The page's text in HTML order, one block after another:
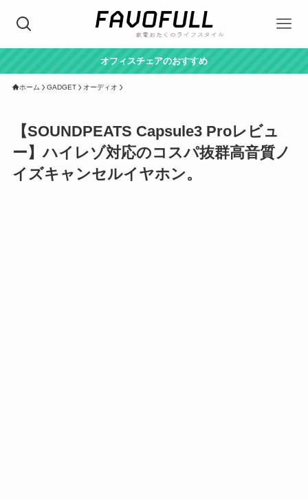
オフィスチェアのおすすめ
ホーム GADGET オーディオ
【SOUNDPEATS Capsule3 Proレビュ
ー】ハイレゾ対応のコスパ抜群高音質ノ
イズキャンセルイヤホン。